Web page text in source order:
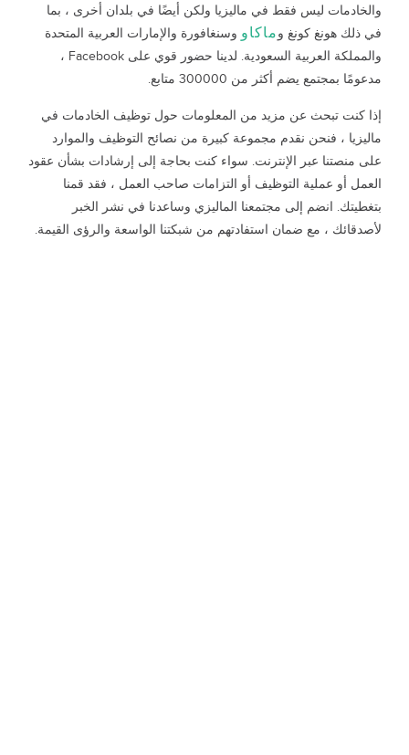
والخادمات ليس فقط في ماليزيا ولكن أيضًا في بلدان أخرى ، بما
في ذلك هونغ كونغ وماكاو وسنغافورة والإمارات العربية المتحدة
والمملكة العربية السعودية. لدينا حضور قوي على Facebook ،
مدعومًا بمجتمع يضم أكثر من 300000 متابع.
إذا كنت تبحث عن مزيد من المعلومات حول توظيف الخادمات في
ماليزيا ، فنحن نقدم مجموعة كبيرة من نصائح التوظيف والموارد
على منصتنا عبر الإنترنت. سواء كنت بحاجة إلى إرشادات بشأن عقود
العمل أو عملية التوظيف أو التزامات صاحب العمل ، فقد قمنا
بتغطيتك. انضم إلى مجتمعنا الماليزي وساعدنا في نشر الخبر
لأصدقائك ، مع ضمان استفادتهم من شبكتنا الواسعة والرؤى القيمة.